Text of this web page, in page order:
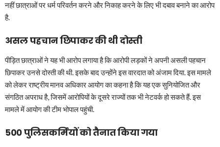
नहीं छात्राओं पर धर्म परिवर्तन करने और निकाह करने के लिए भी दबाव बनाने का आरोप
है.
असल पहचान छिपाकर की थी दोस्ती
पीड़ित छात्राओं ने यह भी आरोप लगाया है कि आरोपी लड़कों ने अपनी असली पहचान
छिपाकर उनसे दोस्ती की थी. इसके बाद उन्होंने इस वारदात को अंजाम दिया. इस मामले
को लेकर राष्ट्रीय मानव अधिकार आयोग का कहना है कि यह एक सुनियोजित और
संगठित अपराध है, जिसमें आरोपियों के दूसरे राज्यों तक भी नेटवर्क हो सकते हैं. इस
मामले में आयोग की टीम भोपाल पहुंची.
500 पुलिसकर्मियों को तैनात किया गया